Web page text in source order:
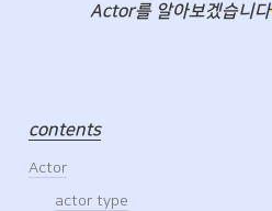
              Actor를 알아보겠습니다
contents
Actor
actor type